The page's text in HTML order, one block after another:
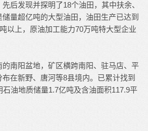
后发现并探明了18个油田，其中扶余、
量超亿吨的大型油田，油田生产已达到
以上，原油加工能力70万吨特大型企业
阳盆地，矿区横跨南阳、驻马店、平
在新野、唐河等8县境内。已累计找到
石油地质储量1.7亿吨及含油面积117.9平